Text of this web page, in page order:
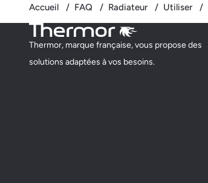
Accueil FAQ Radiateur Utiliser
Thermor, marque française, vous propose des
solutions adaptées à vos besoins.